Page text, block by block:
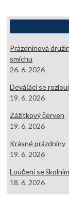
Prázdninová
smíchu
26. 6. 2026
Deváťáci se
19. 6. 2026
Zážitkový červen
19. 6. 2026
Krásné prázdniny
19. 6. 2026
Loučení se
18. 6. 2026